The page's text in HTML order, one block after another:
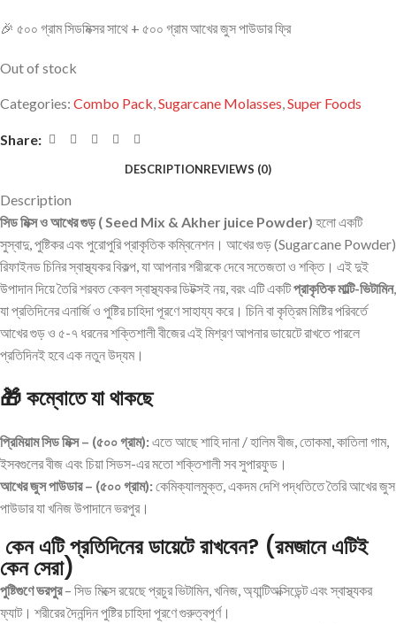
🎉 ৫০০ গ্রাম সিডমিক্সর সাথে + ৫০০ গ্রাম আখের জুস পাউডার ফ্রি
Out of stock
Categories: Combo Pack,Sugarcane Molasses,Super Foods
Share:
DESCRIPTIONREVIEWS (0)
Description
সিড মিক্স ও আখের গুড় ( Seed Mix & Akher juice Powder) হলো একটি
সুস্বাদু, পুষ্টিকর এবং পুরোপুরি প্রাকৃতিক কম্বিনেশন। আখের গুড় (Sugarcane Powder)
রিফাইনড চিনির স্বাস্থ্যকর বিকল্প, যা আপনার শরীরকে দেবে সতেজতা ও শক্তি। এই দুই
উপাদান দিয়ে তৈরি শরবত কেবল স্বাস্থ্যকর ডিটক্সই নয়, বরং এটি একটিপ্রাকৃতিক মাল্টি-ভিটামিন,
যা প্রতিদিনের এনার্জি ও পুষ্টির চাহিদা পূরণে সাহায্য করে। চিনি বা কৃত্রিম মিষ্টির পরিবর্তে
আখের গুড় ও ৫-৭ ধরনের শক্তিশালী বীজের এই মিশ্রণ আপনার ডায়েটে রাখতে পারলে
প্রতিদিনই হবে এক নতুন উদ্যম।
🎁কম্বোতে যা থাকছে
প্রিমিয়াম সিড মিক্স – (৫০০ গ্রাম):এতে আছে শাহি দানা / হালিম বীজ, তোকমা, কাতিলা গাম,
ইসবগুলের বীজ এবং চিয়া সিডস-এর মতো শক্তিশালী সব সুপারফুড।
আখের জুস পাউডার– (৫০০ গ্রাম):কেমিক্যালমুক্ত, একদম দেশি পদ্ধতিতে তৈরি আখের জুস
পাউডার যা খনিজ উপাদানে ভরপুর।
কেন এটি প্রতিদিনের ডায়েটে রাখবেন? (রমজানে এটিই
কেন সেরা)
পুষ্টিগুণে ভরপুর– সিড মিক্সে রয়েছে প্রচুর ভিটামিন, খনিজ, অ্যান্টিঅক্সিডেন্ট এবং স্বাস্থ্যকর
ফ্যাট। শরীরের দৈনন্দিন পুষ্টির চাহিদা পূরণে গুরুত্বপূর্ণ।